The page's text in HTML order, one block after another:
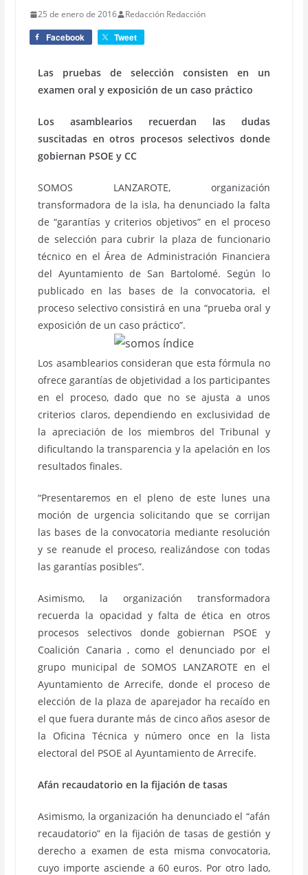
25 de enero de 2016 Redacción Redacción
Facebook Tweet
Las pruebas de selección consisten en un
examen oral y exposición de un caso práctico
Los asamblearios recuerdan las dudas
suscitadas en otros procesos selectivos donde
gobiernan PSOE y CC
SOMOS LANZAROTE, organización
transformadora de la isla, ha denunciado la falta
de “garantías y criterios objetivos” en el proceso
de selección para cubrir la plaza de funcionario
técnico en el Área de Administración Financiera
del Ayuntamiento de San Bartolomé. Según lo
publicado en las bases de la convocatoria, el
proceso selectivo consistirá en una “prueba oral y
exposición de un caso práctico”.
Los asamblearios consideran que esta fórmula no
ofrece garantías de objetividad a los participantes
en el proceso, dado que no se ajusta a unos
criterios claros, dependiendo en exclusividad de
la apreciación de los miembros del Tribunal y
dificultando la transparencia y la apelación en los
resultados finales.
“Presentaremos en el pleno de este lunes una
moción de urgencia solicitando que se corrijan
las bases de la convocatoria mediante resolución
y se reanude el proceso, realizándose con todas
las garantías posibles”.
Asimismo, la organización transformadora
recuerda la opacidad y falta de ética en otros
procesos selectivos donde gobiernan PSOE y
Coalición Canaria , como el denunciado por el
grupo municipal de SOMOS LANZAROTE en el
Ayuntamiento de Arrecife, donde el proceso de
elección de la plaza de aparejador ha recaído en
el que fuera durante más de cinco años asesor de
la Oficina Técnica y número once en la lista
electoral del PSOE al Ayuntamiento de Arrecife.
Afán recaudatorio en la fijación de tasas
Asimismo, la organización ha denunciado el “afán
recaudatorio” en la fijación de tasas de gestión y
derecho a examen de esta misma convocatoria,
cuyo importe asciende a 60 euros. Por otro lado,